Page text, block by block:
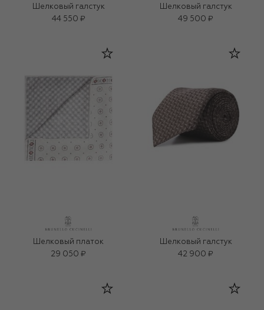
Шелковый галстук
44 550 ₽
Шелковый галстук
49 500 ₽
Шелковый платок
29 050 ₽
Шелковый галстук
42 900 ₽